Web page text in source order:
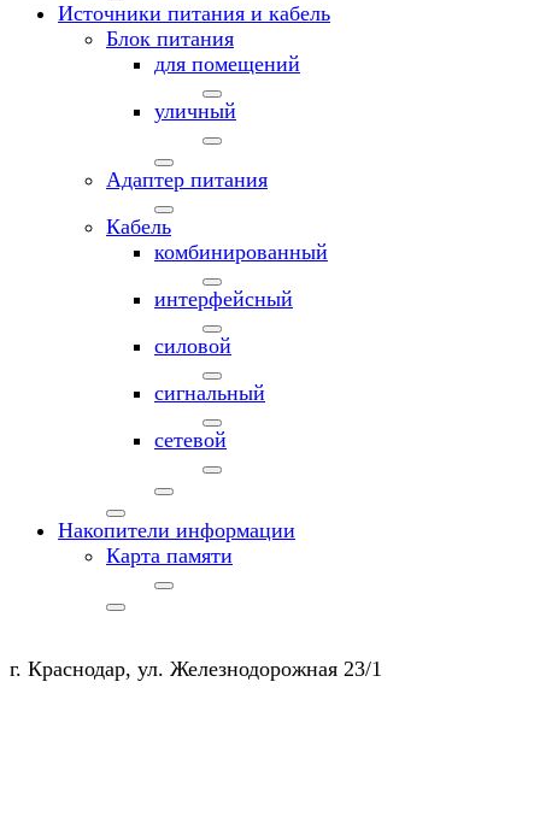
Источники питания и кабель
Блок питания
для помещений
уличный
Адаптер питания
Кабель
комбинированный
интерфейсный
силовой
сигнальный
сетевой
Накопители информации
Карта памяти
г. Краснодар, ул. Железнодорожная 23/1